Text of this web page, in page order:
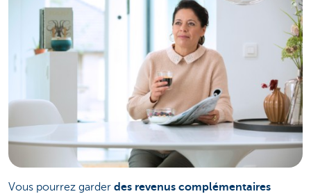
Vous pourrez garder des revenus complémentaires